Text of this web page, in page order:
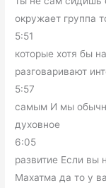
окружает группа
5:51
которые хотя бы
разговаривают
5:57
самым И мы
духовное
6:05
развитие Если вы
Махатма да то у